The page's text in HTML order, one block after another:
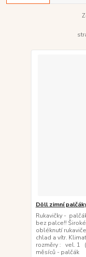
Döll zimní
Rukavičky -
bez palce!!
obléknutí
chlad a vítr.
rozměry : vel. 1
měsíců - palčák